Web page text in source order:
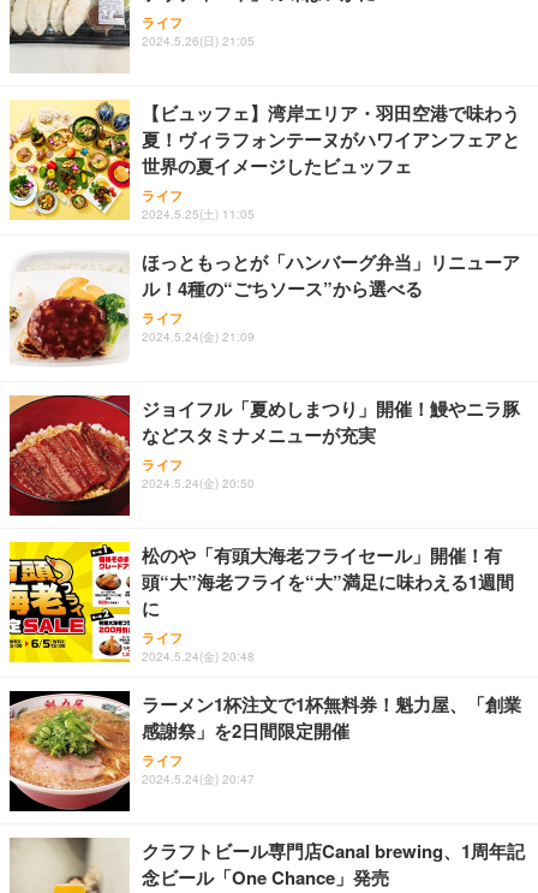
GMKtec ミニPC G11初登場 AMD Ryzen Embedde
d R2514搭載 16GB DDR4＋256GB SSD動作より安
定 最大3.7GHz｜4K×3画面出力・2.5GLAN HDMI 2.
【整備済み品】富士通 ESPRIMO Q558 ミニPC i5第
9世代 16GB SSD256GB Win11 Office2021 WiFi
￥33,980
【HIFI音質】iphone イヤホンジャック ライトニン
グ イヤホン 変換 MFI認証 4極 内蔵DAC 遅延なし 音
量調節/音楽
寝ホン 睡眠用イヤホン 寝ながら 痛くない 超軽量2.8
g ASMR推薦 ワイヤレス Bluetooth6.1 柔軟性高 安
眠 仕事 ブルー
￥2,682
エレコム VESAマウントアダプターブラケット モニ
ター用 VESA規格対応 DPAＷQB01BK
エレコム モニターアーム 17~49インチ対応 耐荷重2
0kg ガススプリング式 VESA ロングアーム ワイドモ
ニター対応 ブラック DPA-SL07BK
￥7,420
ライフ
2024.5.26(日) 21:05
【ビュッフェ】湾岸エリア・羽田空港で味わう
夏！ヴィラフォンテーヌがハワイアンフェアと
世界の夏イメージしたビュッフェ
ライフ
2024.5.25(土) 11:05
ほっともっとが「ハンバーグ弁当」リニューア
ル！4種の“ごちソース”から選べる
ライフ
2024.5.24(金) 21:09
ジョイフル「夏めしまつり」開催！鰻やニラ豚
などスタミナメニューが充実
ライフ
2024.5.24(金) 20:50
松のや「有頭大海老フライセール」開催！有
頭“大”海老フライを“大”満足に味わえる1週間
に
ライフ
2024.5.24(金) 20:48
ラーメン1杯注文で1杯無料券！魁力屋、「創業
感謝祭」を2日間限定開催
ライフ
2024.5.24(金) 20:47
クラフトビール専門店Canal brewing、1周年記
念ビール「One Chance」発売